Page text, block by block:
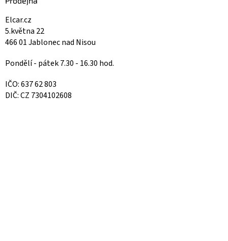
Elcar.cz
5.května 22
466 01 Jablonec nad Nisou
Pondělí - pátek 7.30 - 16.30 hod.
IČO: 637 62 803
DIČ: CZ 7304102608